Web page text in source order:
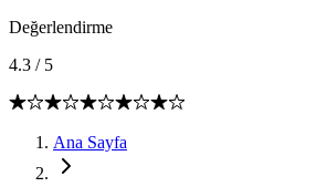
Değerlendirme
4.3 / 5
Ana Sayfa